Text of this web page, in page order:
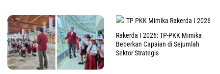
Rakerda I 2026: TP-PKK Mimika
Beberkan Capaian di Sejumlah
Sektor Strategis